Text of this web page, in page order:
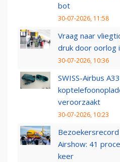
bot
30-07-2026, 11:58
Vraag naar
druk door oorlog
30-07-2026, 10:36
SWISS-Airbus
veroorzaakt
30-07-2026, 10:23
Airshow: 41
keer